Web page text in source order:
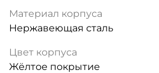
Материал корпуса
Нержавеющая сталь
Цвет корпуса
Жёлтое покрытие